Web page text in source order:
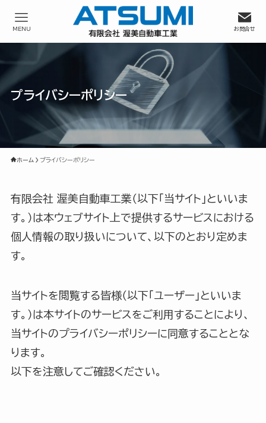
お問合せ
MENU
プライバシーポリシー
ホーム プライバシーポリシー
有限会社 渥美自動車工業（以下「当サイト」といいま
す。）は本ウェブサイト上で提供するサービスにおける
個人情報の取り扱いについて、以下のとおり定めま
す。
当サイトを閲覧する皆様（以下「ユーザー」といいま
す。）は本サイトのサービスをご利用することにより、
当サイトのプライバシーポリシーに同意することとな
ります。
以下を注意してご確認ください。